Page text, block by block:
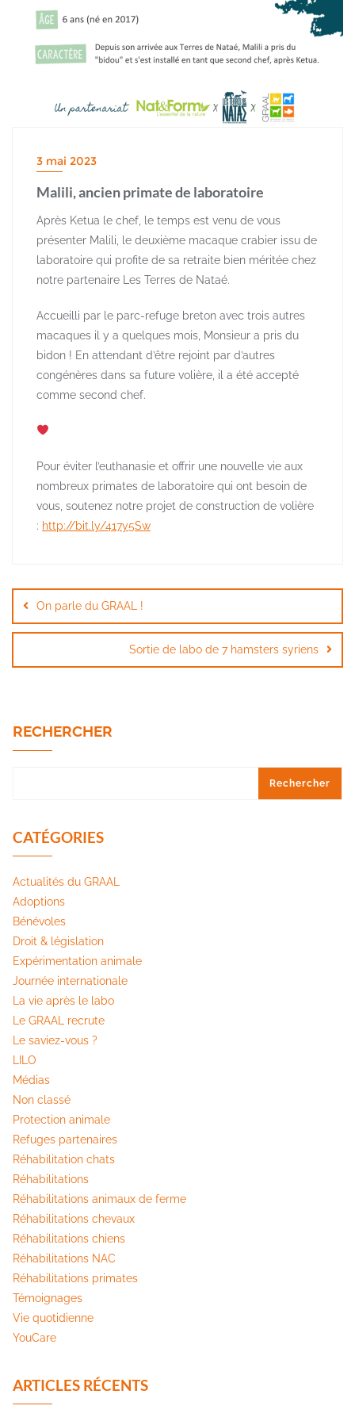
3 mai 2023
Malili, ancien primate de laboratoire
Après Ketua le chef, le temps est venu de vous
présenter Malili, le deuxième macaque crabier issu de
laboratoire qui profite de sa retraite bien méritée chez
notre partenaire Les Terres de Nataé.
Accueilli par le parc-refuge breton avec trois autres
macaques il y a quelques mois, Monsieur a pris du
bidon ! En attendant d’être rejoint par d’autres
congénères dans sa future volière, il a été accepté
comme second chef.
Pour éviter l’euthanasie et offrir une nouvelle vie aux
nombreux primates de laboratoire qui ont besoin de
vous, soutenez notre projet de construction de volière
: http://bit.ly/417y5Sw
de
l’article
On parle du GRAAL !
Sortie de labo de 7 hamsters syriens
RECHERCHER
Rechercher
CATÉGORIES
Actualités du GRAAL
Adoptions
Bénévoles
Droit & législation
Expérimentation animale
Journée internationale
La vie après le labo
Le GRAAL recrute
Le saviez-vous ?
LILO
Médias
Non classé
Protection animale
Refuges partenaires
Réhabilitation chats
Réhabilitations
Réhabilitations animaux de ferme
Réhabilitations chevaux
Réhabilitations chiens
Réhabilitations NAC
Réhabilitations primates
Témoignages
Vie quotidienne
YouCare
ARTICLES RÉCENTS